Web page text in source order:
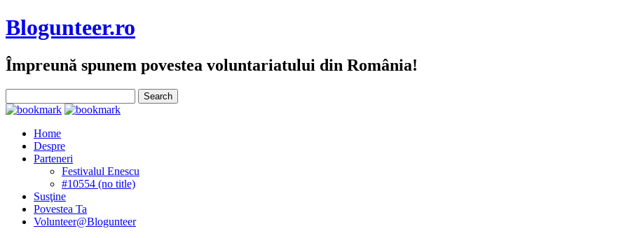
Blogunteer.ro
Împreună spunem povestea voluntariatului din România!
Home
Despre
Parteneri
Festivalul Enescu
#10554 (no title)
Susţine
Povestea Ta
Volunteer@Blogunteer